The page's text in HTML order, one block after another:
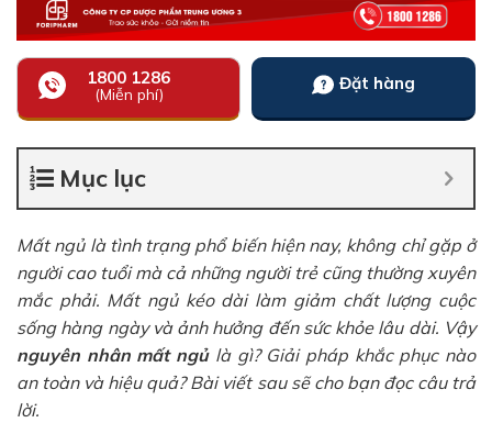
1800 1286
(Miễn phí)
Đặt hàng
Mục lục
Mất ngủ là tình trạng phổ biến hiện nay, không chỉ gặp ở
người cao tuổi mà cả những người trẻ cũng thường xuyên
mắc phải. Mất ngủ kéo dài làm giảm chất lượng cuộc
sống hàng ngày và ảnh hưởng đến sức khỏe lâu dài. Vậy
nguyên nhân mất ngủlà gì? Giải pháp khắc phục nào
an toàn và hiệu quả? Bài viết sau sẽ cho bạn đọc câu trả
lời.